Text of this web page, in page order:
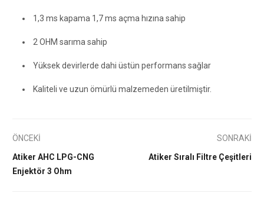
1,3 ms kapama 1,7 ms açma hızına sahip
2 OHM sarıma sahip
Yüksek devirlerde dahi üstün performans sağlar
Kaliteli ve uzun ömürlü malzemeden üretilmiştir.
ÖNCEKİ
Atiker AHC LPG-CNG
Enjektör 3 Ohm
SONRAKİ
Atiker Sıralı Filtre Çeşitleri